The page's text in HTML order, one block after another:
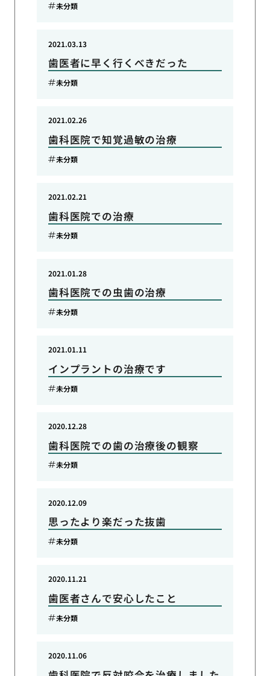
未分類
歯医者に早く行くべきだった
2021.03.13
未分類
歯科医院で知覚過敏の治療
2021.02.26
未分類
歯科医院での治療
2021.02.21
未分類
歯科医院での虫歯の治療
2021.01.28
未分類
インプラントの治療です
2021.01.11
未分類
歯科医院での歯の治療後の観察
2020.12.28
未分類
思ったより楽だった抜歯
2020.12.09
未分類
歯医者さんで安心したこと
2020.11.21
未分類
2020.11.06